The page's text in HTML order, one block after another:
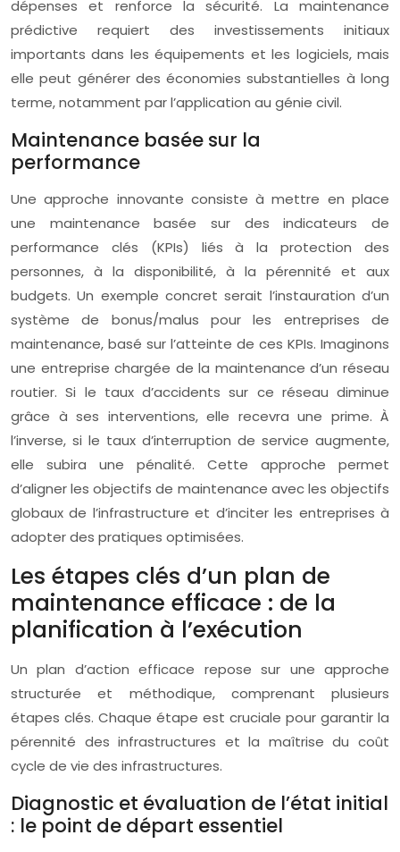
dépenses et renforce la sécurité. La maintenance
prédictive requiert des investissements initiaux
importants dans les équipements et les logiciels, mais
elle peut générer des économies substantielles à long
terme, notamment par l’application au génie civil.
Maintenance basée sur la
performance
Une approche innovante consiste à mettre en place
une maintenance basée sur des indicateurs de
performance clés (KPIs) liés à la protection des
personnes, à la disponibilité, à la pérennité et aux
budgets. Un exemple concret serait l’instauration d’un
système de bonus/malus pour les entreprises de
maintenance, basé sur l’atteinte de ces KPIs. Imaginons
une entreprise chargée de la maintenance d’un réseau
routier. Si le taux d’accidents sur ce réseau diminue
grâce à ses interventions, elle recevra une prime. À
l’inverse, si le taux d’interruption de service augmente,
elle subira une pénalité. Cette approche permet
d’aligner les objectifs de maintenance avec les objectifs
globaux de l’infrastructure et d’inciter les entreprises à
adopter des pratiques optimisées.
Les étapes clés d’un plan de
maintenance efficace : de la
planification à l’exécution
Un plan d’action efficace repose sur une approche
structurée et méthodique, comprenant plusieurs
étapes clés. Chaque étape est cruciale pour garantir la
pérennité des infrastructures et la maîtrise du coût
cycle de vie des infrastructures.
Diagnostic et évaluation de l’état initial
: le point de départ essentiel